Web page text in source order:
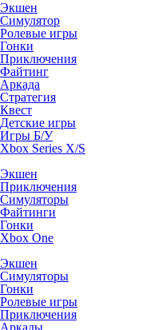
Экшен
Симулятор
Ролевые игры
Гонки
Приключения
Файтинг
Аркада
Стратегия
Квест
Детские игры
Игры Б/У
Xbox Series X/S
Экшен
Приключения
Симуляторы
Файтинги
Гонки
Xbox One
Экшен
Симуляторы
Гонки
Ролевые игры
Приключения
Аркады